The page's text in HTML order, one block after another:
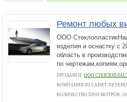
Ремонт любых
ООО
изделия и оснастку с
область в
по
ПРОДАВЕЦ: ООО
КОМПАНИЯ ИЗ САНКТ-
КОЛИЧЕСТВО ПРОСМОТРОВ: